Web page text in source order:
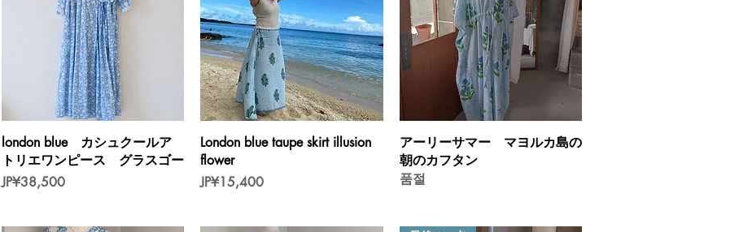
제품보기
london blue カシュクールア
トリエワンピース グラスゴー
가격
JP¥38,500
제품보기
London blue taupe skirt illusion
flower
가격
JP¥15,400
제품보기
アーリーサマー マヨルカ島の
朝のカフタン
품절